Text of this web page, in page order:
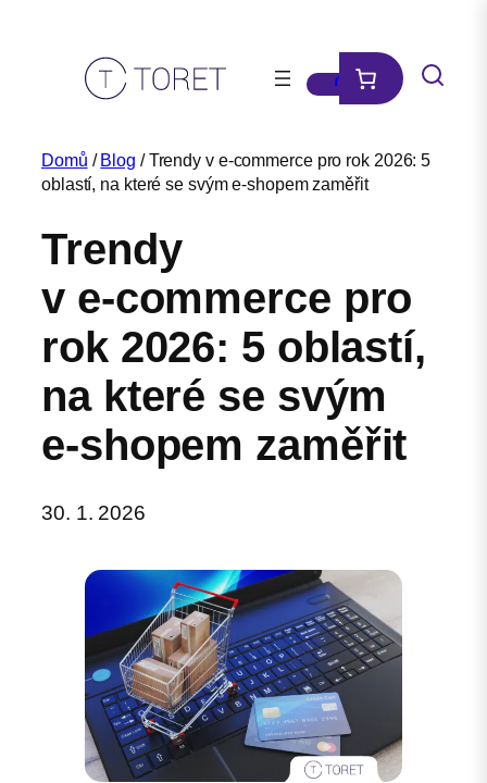
Domů / Blog / Trendy v e‑commerce pro rok 2026: 5
oblastí, na které se svým e‑shopem zaměřit
Trendy
v e‑commerce pro
rok 2026: 5 oblastí,
na které se svým
e‑shopem zaměřit
30. 1. 2026